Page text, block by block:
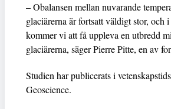
– Obalansen mellan nuvarande
glaciärerna är fortsatt väldigt stor, och
kommer vi att få uppleva en utbredd
glaciärerna, säger Pierre Pitte, en av
Studien har publicerats i
Geoscience.